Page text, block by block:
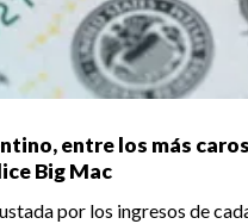
entre los más
Big Mac
por los ingresos de